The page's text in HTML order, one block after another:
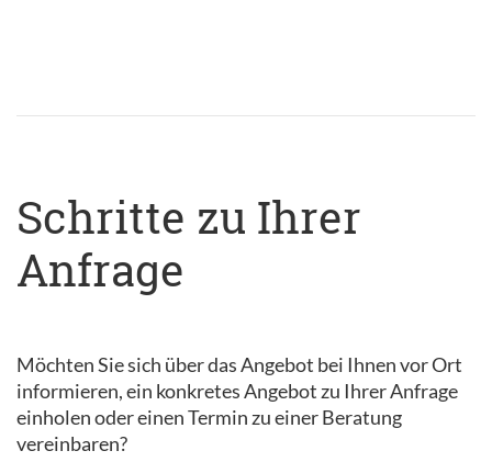
Schritte zu Ihrer
Anfrage
Möchten Sie sich über das Angebot bei Ihnen vor Ort
informieren, ein konkretes Angebot zu Ihrer Anfrage
einholen oder einen Termin zu einer Beratung
vereinbaren?